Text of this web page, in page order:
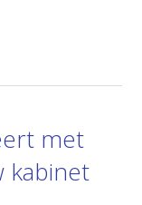
met
kabinet